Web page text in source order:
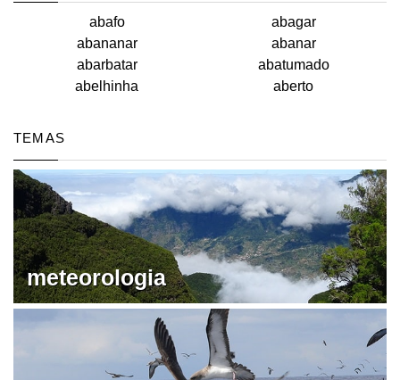
abafo
abagar
abananar
abanar
abarbatar
abatumado
abelhinha
aberto
TEMAS
meteorologia